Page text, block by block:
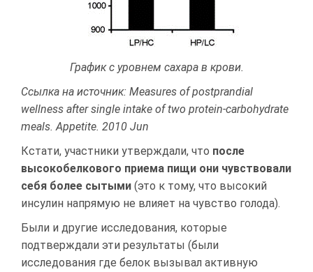
График с уровнем сахара в крови.
Ссылка на источник: Measures of postprandial
wellness after single intake of two protein-carbohydrate
meals. Appetite. 2010 Jun
Кстати, участники утверждали, что после
высокобелкового приема пищи они чувствовали
себя более сытыми (это к тому, что высокий
инсулин напрямую не влияет на чувство голода).
Были и другие исследования, которые
подтверждали эти результаты (были
исследования где белок вызывал активную